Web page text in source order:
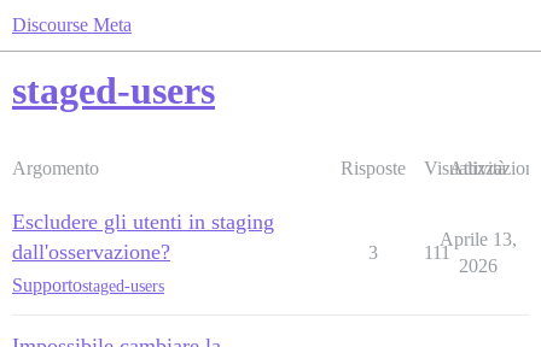
Discourse Meta
staged-users
Argomento Risposte Visualizzazioni
Attività
Escludere gli utenti in staging
dall'osservazione?
Supportostaged-users
3 111
Aprile 13,
2026